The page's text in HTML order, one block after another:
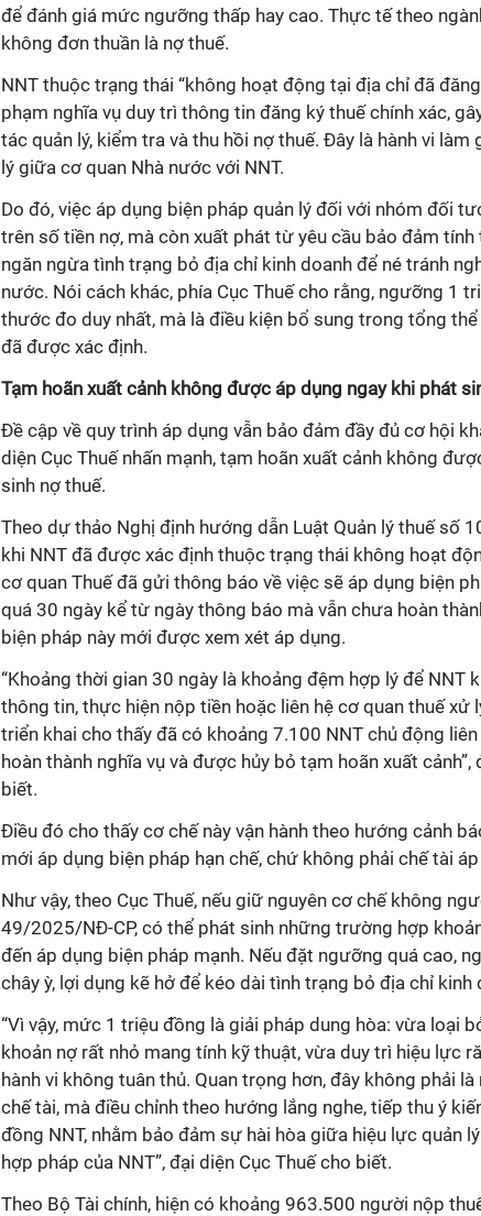
để đánh giá mức ngưỡng thấp hay cao. Thực tế theo
không đơn thuần là nợ thuế.
NNT thuộc trạng thái “không hoạt động tại địa chỉ đã
phạm nghĩa vụ duy trì thông tin đăng ký thuế chính xác,
tác quản lý, kiểm tra và thu hồi nợ thuế. Đây là hành vi làm
lý giữa cơ quan Nhà nước với NNT.
Do đó, việc áp dụng biện pháp quản lý đối với nhóm đối
trên số tiền nợ, mà còn xuất phát từ yêu cầu bảo đảm tính
ngăn ngừa tình trạng bỏ địa chỉ kinh doanh để né tránh
nước. Nói cách khác, phía Cục Thuế cho rằng, ngưỡng 1
thước đo duy nhất, mà là điều kiện bổ sung trong tổng
đã được xác định.
Tạm hoãn xuất cảnh không được áp dụng ngay khi phát
Đề cập về quy trình áp dụng vẫn bảo đảm đầy đủ cơ hội
diện Cục Thuế nhấn mạnh, tạm hoãn xuất cảnh không
sinh nợ thuế.
Theo dự thảo Nghị định hướng dẫn Luật Quản lý thuế số
khi NNT đã được xác định thuộc trạng thái không hoạt
cơ quan Thuế đã gửi thông báo về việc sẽ áp dụng biện
quá 30 ngày kể từ ngày thông báo mà vẫn chưa hoàn
biện pháp này mới được xem xét áp dụng.
“Khoảng thời gian 30 ngày là khoảng đệm hợp lý để NNT
thông tin, thực hiện nộp tiền hoặc liên hệ cơ quan thuế xử
triển khai cho thấy đã có khoảng 7.100 NNT chủ động
hoàn thành nghĩa vụ và được hủy bỏ tạm hoãn xuất cảnh”,
biết.
Điều đó cho thấy cơ chế này vận hành theo hướng cảnh
mới áp dụng biện pháp hạn chế, chứ không phải chế tài
Như vậy, theo Cục Thuế, nếu giữ nguyên cơ chế không
49/2025/NĐ-CP, có thể phát sinh những trường hợp
đến áp dụng biện pháp mạnh. Nếu đặt ngưỡng quá cao,
chây ỳ, lợi dụng kẽ hở để kéo dài tình trạng bỏ địa chỉ kinh
“Vì vậy, mức 1 triệu đồng là giải pháp dung hòa: vừa loại
khoản nợ rất nhỏ mang tính kỹ thuật, vừa duy trì hiệu lực
hành vi không tuân thủ. Quan trọng hơn, đây không phải
chế tài, mà điều chỉnh theo hướng lắng nghe, tiếp thu ý
đồng NNT, nhằm bảo đảm sự hài hòa giữa hiệu lực quản
hợp pháp của NNT”, đại diện Cục Thuế cho biết.
Theo Bộ Tài chính, hiện có khoảng 963.500 người nộp